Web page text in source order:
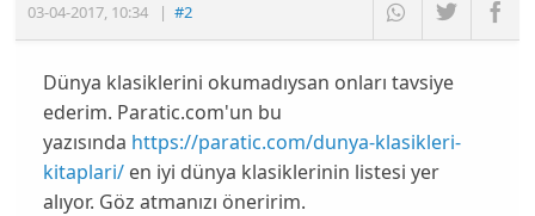
03-04-2017, 10:34 |#2
Dünya klasiklerini okumadıysan onları tavsiye
ederim. Paratic.com'un bu
yazısında https://paratic.com/dunya-klasikleri-
kitaplari/en iyi dünya klasiklerinin listesi yer
alıyor. Göz atmanızı öneririm.